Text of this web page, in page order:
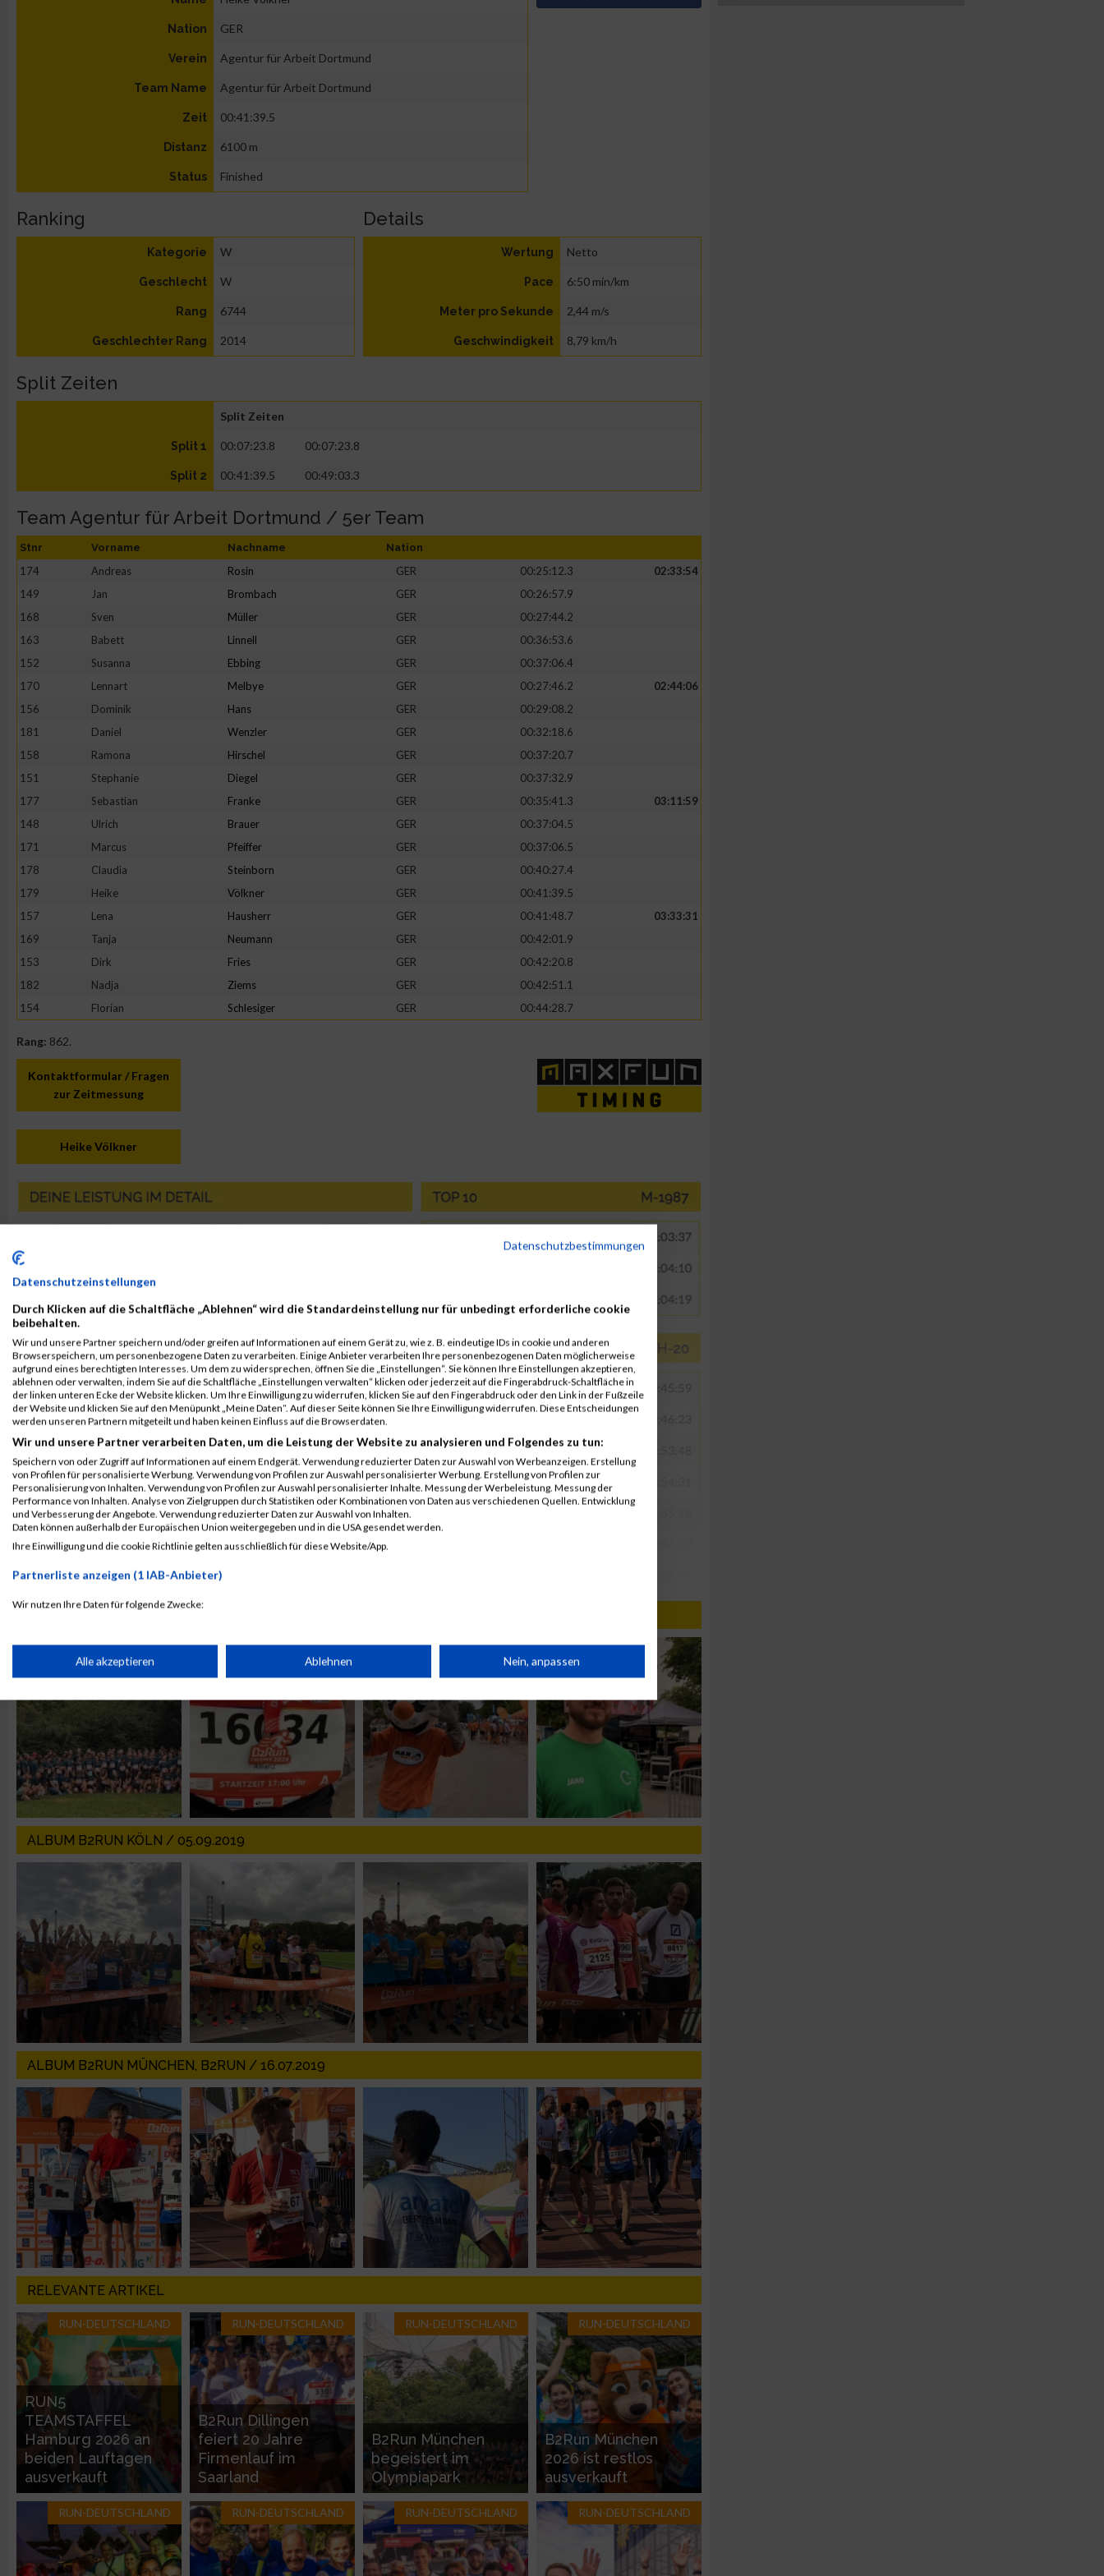
Nation GER
Verein Agentur für Arbeit Dortmund
Team Name Agentur für Arbeit Dortmund
Zeit 00:41:39.5
Distanz 6100 m
Status Finished
Ranking
Kategorie W
Geschlecht W
Rang 6744
Geschlechter Rang 2014
Details
Wertung Netto
Pace 6:50 min/km
Meter pro Sekunde 2,44 m/s
Geschwindigkeit 8,79 km/h
Split Zeiten
Split Zeiten
Split 1 00:07:23.8 00:07:23.8
Split 2 00:41:39.5 00:49:03.3
Team Agentur für Arbeit Dortmund / 5er Team
Stnr Vorname Nachname Nation
174 Andreas Rosin GER 00:25:12.3
02:33:54
149
Jan Brombach GER
00:26:57.9
168
Sven Müller GER
00:27:44.2
163
Babett Linnell GER
00:36:53.6
152
Susanna Ebbing GER
00:37:06.4
170
Lennart Melbye GER 00:27:46.2
02:44:06
156
Dominik Hans GER
00:29:08.2
181
Daniel Wenzler GER
00:32:18.6
158
Ramona Hirschel GER
00:37:20.7
151
Stephanie Diegel GER
00:37:32.9
177
Sebastian Franke GER 00:35:41.3
03:11:59
148
Ulrich Brauer GER
00:37:04.5
171
Marcus Pfeiffer GER
00:37:06.5
178
Claudia Steinborn GER
00:40:27.4
179
Heike Völkner GER
00:41:39.5
157
Lena Hausherr GER 00:41:48.7
03:33:31
169
Tanja Neumann GER
00:42:01.9
153
Dirk Fries GER
00:42:20.8
182
Nadja Ziems GER
00:42:51.1
154
Florian Schlesiger GER 00:44:28.7
Rang: 862.
Kontaktformular / Fragen
zur Zeitmessung
Heike Völkner
ALBUM B2RUN MÜNCHEN / 15.07.2026
ALBUM B2RUN KÖLN / 05.09.2019
ALBUM B2RUN MÜNCHEN, B2RUN / 16.07.2019
RELEVANTE ARTIKEL
RUN-DEUTSCHLAND
RUN5
TEAMSTAFFEL
Hamburg 2026 an
beiden Lauftagen
ausverkauft
RUN-DEUTSCHLAND
B2Run Dillingen
feiert 20 Jahre
Firmenlauf im
Saarland
RUN-DEUTSCHLAND
B2Run München
begeistert im
Olympiapark
RUN-DEUTSCHLAND
B2Run München
2026 ist restlos
ausverkauft
RUN-DEUTSCHLAND RUN-DEUTSCHLAND RUN-DEUTSCHLAND RUN-DEUTSCHLAND
Datenschutzbestimmungen
Datenschutzeinstellungen
Durch Klicken auf die Schaltfläche „Ablehnen“ wird die Standardeinstellung nur für unbedingt erforderliche cookie
beibehalten.
Wir und unsere Partner speichern und/oder greifen auf Informationen auf einem Gerät zu, wie z. B. eindeutige IDs in cookie und anderen
Browserspeichern, um personenbezogene Daten zu verarbeiten. Einige Anbieter verarbeiten Ihre personenbezogenen Daten möglicherweise
aufgrund eines berechtigten Interesses. Um dem zu widersprechen, öffnen Sie die „Einstellungen“. Sie können Ihre Einstellungen akzeptieren,
ablehnen oder verwalten, indem Sie auf die Schaltfläche „Einstellungen verwalten“ klicken oder jederzeit auf die Fingerabdruck-Schaltfläche in
der linken unteren Ecke der Website klicken. Um Ihre Einwilligung zu widerrufen, klicken Sie auf den Fingerabdruck oder den Link in der Fußzeile
der Website und klicken Sie auf den Menüpunkt „Meine Daten“. Auf dieser Seite können Sie Ihre Einwilligung widerrufen. Diese Entscheidungen
werden unseren Partnern mitgeteilt und haben keinen Einfluss auf die Browserdaten.
Wir und unsere Partner verarbeiten Daten, um die Leistung der Website zu analysieren und Folgendes zu tun:
Speichern von oder Zugriff auf Informationen auf einem Endgerät. Verwendung reduzierter Daten zur Auswahl von Werbeanzeigen. Erstellung
von Profilen für personalisierte Werbung. Verwendung von Profilen zur Auswahl personalisierter Werbung. Erstellung von Profilen zur
Personalisierung von Inhalten. Verwendung von Profilen zur Auswahl personalisierter Inhalte. Messung der Werbeleistung. Messung der
Performance von Inhalten. Analyse von Zielgruppen durch Statistiken oder Kombinationen von Daten aus verschiedenen Quellen. Entwicklung
und Verbesserung der Angebote. Verwendung reduzierter Daten zur Auswahl von Inhalten.
Daten können außerhalb der Europäischen Union weitergegeben und in die USA gesendet werden.
Ihre Einwilligung und die cookie Richtlinie gelten ausschließlich für diese Website/App.
Partnerliste anzeigen (1 IAB-Anbieter)
Wir nutzen Ihre Daten für folgende Zwecke:
Speichern von oder Zugriff auf Informationen auf einem Endgerät
Verwendung reduzierter Daten zur Auswahl von Werbeanzeigen
Erstellung von Profilen für personalisierte Werbung
Verwendung von Profilen zur Auswahl personalisierter Werbung
Erstellung von Profilen zur Personalisierung von Inhalten
Verwendung von Profilen zur Auswahl personalisierter Inhalte
Messung der Werbeleistung
Messung der Performance von Inhalten
Analyse von Zielgruppen durch Statistiken oder Kombinationen von Daten aus
verschiedenen Quellen
Entwicklung und Verbesserung der Angebote
Verwendung reduzierter Daten zur Auswahl von Inhalten
IAB-Besonderheiten:
Verwendung genauer Standortdaten
Geräte anhand von aktiv angeforderten Informationen identifizieren
Nicht-IAB-Verarbeitungszwecke:
Notwendig
Performance
Funktional
Werbung
Alle akzeptieren Ablehnen Nein, anpassen